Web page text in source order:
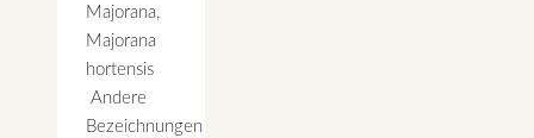
Majorana,
Majorana
hortensis
Andere
Bezeichnungen